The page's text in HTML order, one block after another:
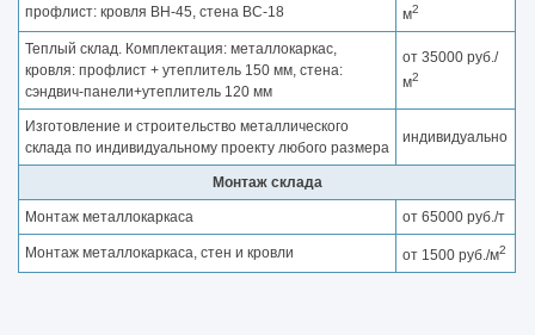
профлист: кровля ВН-45, стена ВС-18
м2
Теплый склад. Комплектация: металлокаркас,
кровля: профлист + утеплитель 150 мм, стена:
сэндвич-панели+утеплитель 120 мм
от 35000 руб./
м2
Изготовление и строительство металлического
склада по индивидуальному проекту любого размера
индивидуально
Монтаж склада
Монтаж металлокаркаса от 65000 руб./т
Монтаж металлокаркаса, стен и кровли от 1500 руб./м2